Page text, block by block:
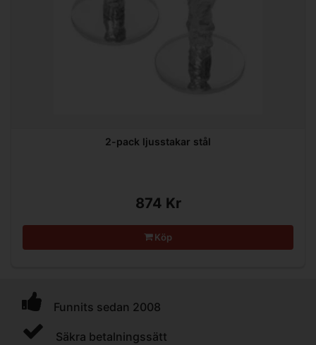
2-pack ljusstakar stål
874 Kr
Köp
Funnits sedan 2008
Säkra betalningssätt